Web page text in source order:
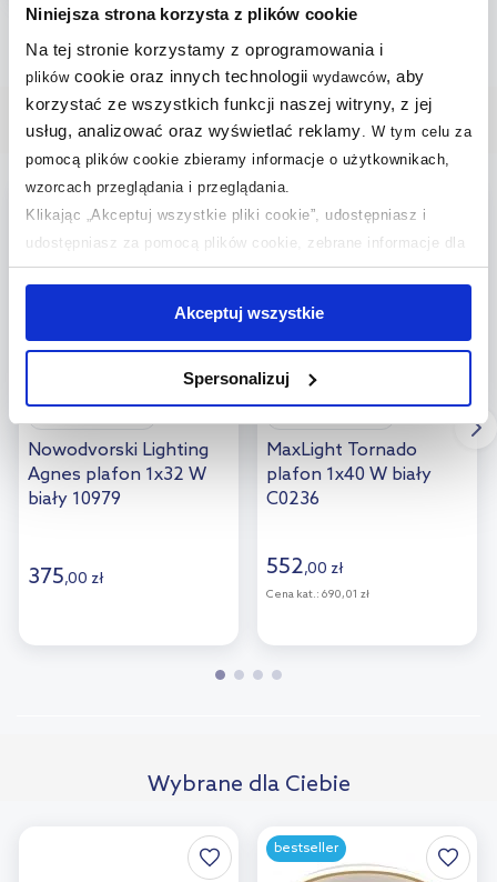
Niniejsza strona korzysta z plików cookie
Na tej stronie korzystamy z oprogramowania i
plikówcookie oraz innych technologii wydawców, aby
korzystać ze wszystkich funkcji naszej witryny, z jej
usług, analizować oraz wyświetlać reklamy
W tym celu za
pomocą plików cookie zbieramy informacje o użytkownikach,
wzorcach przeglądania i przeglądania.
Klikając „Akceptuj wszystkie pliki cookie”, udostępniasz i
udostępniasz za pomocą plików cookie, zebrane informacje dla
użytkowników zewnętrznych, a także nasi partnerzy reklamowi.
jednak, że zablokowane niektóre pliki cookie mogą mieć wpływ
na sposób dostarczania treści niedostosowanych do potrzeb
kliknij „Ustawienia plików cookie”.
Jeśli chcesz uzyskać więcej
informacji na temat plików cookie i tego, dlaczego ich przepisy,
Akceptuj wszystkie
Spersonalizuj
Do koszyka
porównania
Strona: z 17
Nasze bestsellery
Nowodvorski Lighting
Agnes plafon 1x32 W
biały 10979
375,00 zł
MaxLight Tornado
plafon 1x40 W biały
C0236
552,00 zł
Cena kat.: 690,01 zł
Wybrane dla Ciebie
bestseller